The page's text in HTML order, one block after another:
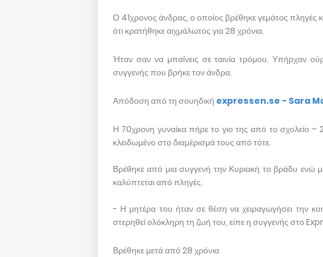
Ο 41χρονος άνδρας, ο οποίος βρέθηκε γεμάτος πληγές
ότι κρατήθηκε αιχμάλωτος για 28 χρόνια.
Ήταν σαν να μπαίνεις σε ταινία τρόμου. Υπήρχαν
συγγενής που βρήκε τον άνδρα.
Απόδοση από τη σουηδική expressen.se - Sara
Η 70χρονη γυναίκα πήρε το γιο της από το σχολείο –
κλειδωμένο στο διαμέρισμά τους από τότε.
Βρέθηκε από μια συγγενή την Κυριακή το βράδυ ενώ
καλύπτεται από πληγές.
- Η μητέρα του ήταν σε θέση να χειραγωγήσει την
στερηθεί ολόκληρη τη ζωή του, είπε η συγγενής στο
Βρέθηκε μετά από 28 χρόνια